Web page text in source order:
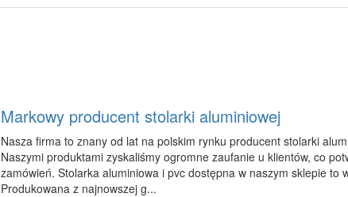
Markowy producent stolarki aluminiowej
Nasza firma to znany od lat na polskim rynku producent stolarki
Naszymi produktami zyskaliśmy ogromne zaufanie u klientów, co
zamówień. Stolarka aluminiowa i pvc dostępna w naszym sklepie to
Produkowana z najnowszej g...